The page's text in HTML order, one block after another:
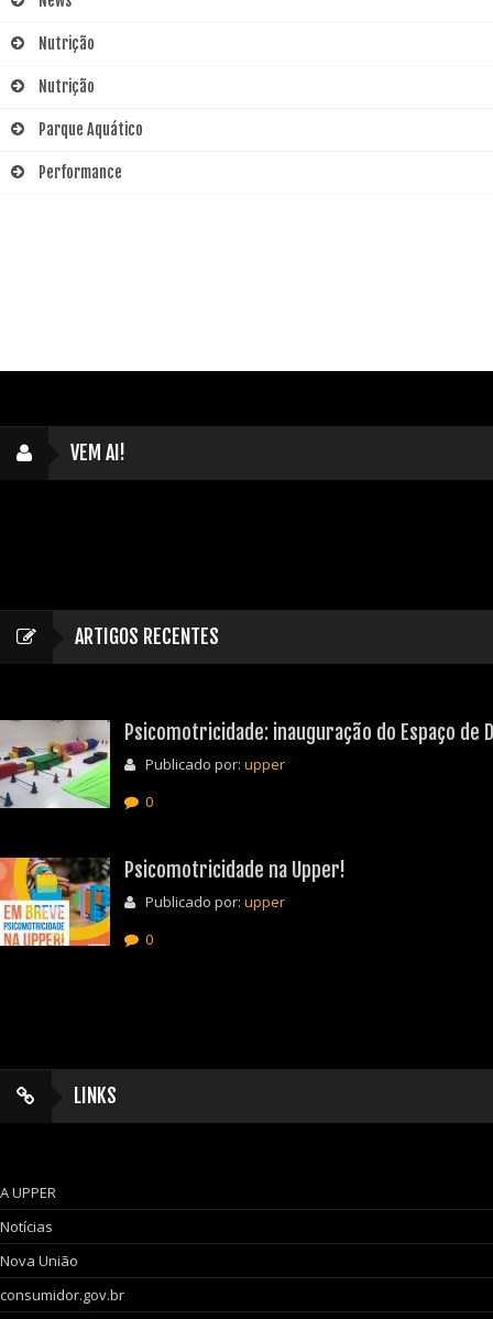
Nutrição
Nutrição
Parque Aquático
Performance
VEM AI!
ARTIGOS RECENTES
Psicomotricidade: inauguração do Espaço
Publicado por: upper
0
Psicomotricidade na Upper!
Publicado por: upper
0
LINKS
A UPPER
Notícias
Nova União
consumidor.gov.br